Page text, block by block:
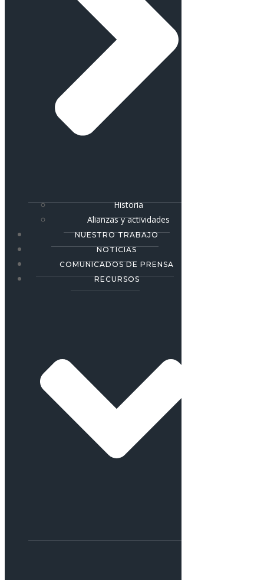
Historia
Alianzas y actividades
NUESTRO TRABAJO
NOTICIAS
COMUNICADOS DE PRENSA
RECURSOS